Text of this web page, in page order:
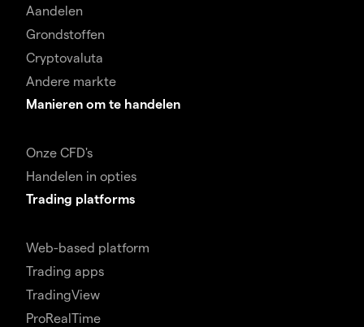
Aandelen
Grondstoffen
Cryptovaluta
Andere markte
Manieren om te handelen
Onze CFD's
Handelen in opties
Trading platforms
Web-based platform
Trading apps
TradingView
ProRealTime